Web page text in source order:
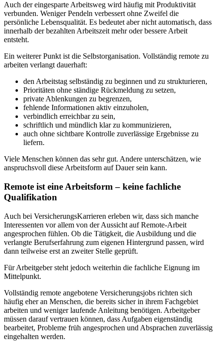
Auch der eingesparte Arbeitsweg wird häufig mit Produktivität
verbunden. Weniger Pendeln verbessert ohne Zweifel die
persönliche Lebensqualität. Es bedeutet aber nicht automatisch, dass
innerhalb der bezahlten Arbeitszeit mehr oder bessere Arbeit
entsteht.
Ein weiterer Punkt ist die Selbstorganisation. Vollständig remote zu
arbeiten verlangt dauerhaft:
den Arbeitstag selbständig zu beginnen und zu strukturieren,
Prioritäten ohne ständige Rückmeldung zu setzen,
private Ablenkungen zu begrenzen,
fehlende Informationen aktiv einzuholen,
verbindlich erreichbar zu sein,
schriftlich und mündlich klar zu kommunizieren,
auch ohne sichtbare Kontrolle zuverlässige Ergebnisse zu
liefern.
Viele Menschen können das sehr gut. Andere unterschätzen, wie
anspruchsvoll diese Arbeitsform auf Dauer sein kann.
Remote ist eine Arbeitsform – keine fachliche
Qualifikation
Auch bei VersicherungsKarrieren erleben wir, dass sich manche
Interessenten vor allem von der Aussicht auf Remote-Arbeit
angesprochen fühlen. Ob die Tätigkeit, die Ausbildung und die
verlangte Berufserfahrung zum eigenen Hintergrund passen, wird
dann teilweise erst an zweiter Stelle geprüft.
Für Arbeitgeber steht jedoch weiterhin die fachliche Eignung im
Mittelpunkt.
Vollständig remote angebotene Versicherungsjobs richten sich
häufig eher an Menschen, die bereits sicher in ihrem Fachgebiet
arbeiten und weniger laufende Anleitung benötigen. Arbeitgeber
müssen darauf vertrauen können, dass Aufgaben eigenständig
bearbeitet, Probleme früh angesprochen und Absprachen zuverlässig
eingehalten werden.